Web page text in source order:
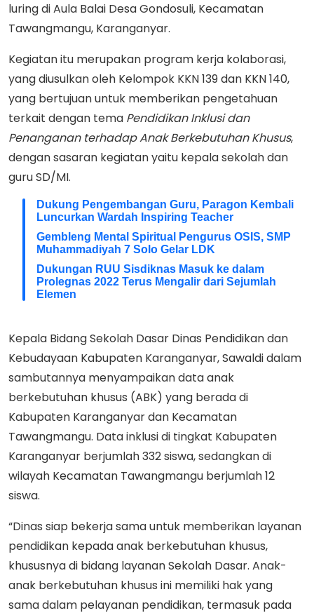
luring di Aula Balai Desa Gondosuli, Kecamatan
Tawangmangu, Karanganyar.
Kegiatan itu merupakan program kerja kolaborasi,
yang diusulkan oleh Kelompok KKN 139 dan KKN 140,
yang bertujuan untuk memberikan pengetahuan
terkait dengan tema Pendidikan Inklusi dan
Penanganan terhadap Anak Berkebutuhan Khusus,
dengan sasaran kegiatan yaitu kepala sekolah dan
guru SD/MI.
Dukung Pengembangan Guru, Paragon Kembali
Luncurkan Wardah Inspiring Teacher
Gembleng Mental Spiritual Pengurus OSIS, SMP
Muhammadiyah 7 Solo Gelar LDK
Dukungan RUU Sisdiknas Masuk ke dalam
Prolegnas 2022 Terus Mengalir dari Sejumlah
Elemen
Kepala Bidang Sekolah Dasar Dinas Pendidikan dan
Kebudayaan Kabupaten Karanganyar, Sawaldi dalam
sambutannya menyampaikan data anak
berkebutuhan khusus (ABK) yang berada di
Kabupaten Karanganyar dan Kecamatan
Tawangmangu. Data inklusi di tingkat Kabupaten
Karanganyar berjumlah 332 siswa, sedangkan di
wilayah Kecamatan Tawangmangu berjumlah 12
siswa.
“Dinas siap bekerja sama untuk memberikan layanan
pendidikan kepada anak berkebutuhan khusus,
khususnya di bidang layanan Sekolah Dasar. Anak-
anak berkebutuhan khusus ini memiliki hak yang
sama dalam pelayanan pendidikan, termasuk pada